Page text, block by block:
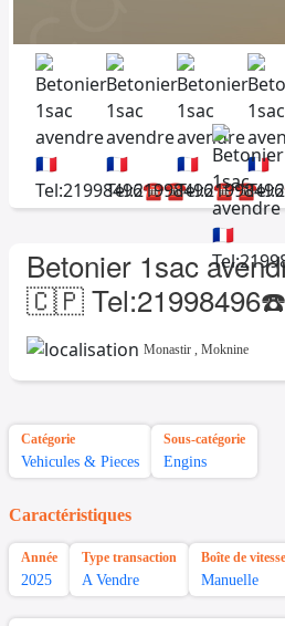
Betonier 1sac
🇨🇵
Monastir , Moknine
Catégorie
Vehicules & Pieces
Sous-catégorie
Engins
Caractéristiques
Année
2025
Type transaction
A Vendre
Boîte de vitesse
Manuelle